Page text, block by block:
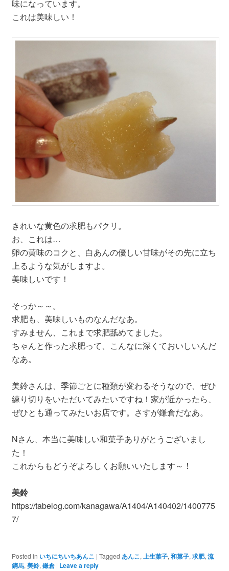
味になっています。
これは美味しい！
きれいな黄色の求肥もパクリ。
お、これは…
卵の黄味のコクと、白あんの優しい甘味がその先に立ち
上るような気がしますよ。
美味しいです！
そっか～～。
求肥も、美味しいものなんだなあ。
すみません、これまで求肥舐めてました。
ちゃんと作った求肥って、こんなに深くておいしいんだ
なあ。
美鈴さんは、季節ごとに種類が変わるそうなので、ぜひ
練り切りをいただいてみたいですね！家が近かったら、
ぜひとも通ってみたいお店です。さすが鎌倉だなあ。
Nさん、本当に美味しい和菓子ありがとうございまし
た！
これからもどうぞよろしくお願いいたします～！
美鈴
https://tabelog.com/kanagawa/A1404/A140402/1400775
7/
Posted in いちにちいちあんこ | Tagged あんこ, 上生菓子, 和菓子, 求肥, 流
鏑馬, 美鈴, 鎌倉 | Leave a reply